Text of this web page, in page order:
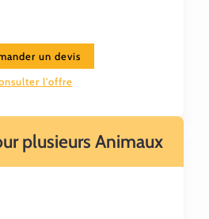
un devis
l'offre
plusieurs Animaux